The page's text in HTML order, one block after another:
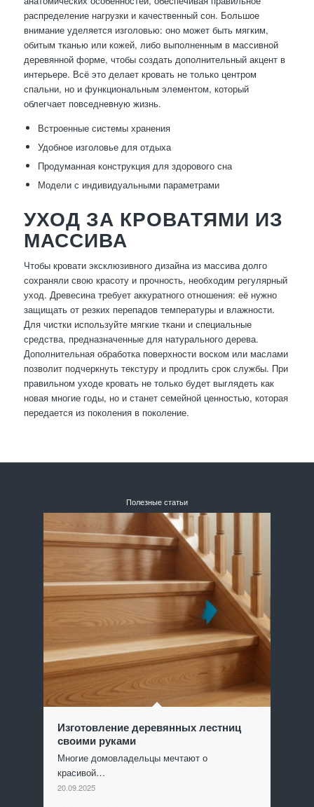
распределение нагрузки и качественный сон. Большое
внимание уделяется изголовью: оно может быть мягким,
обитым тканью или кожей, либо выполненным в массивной
деревянной форме, чтобы создать дополнительный акцент в
интерьере. Всё это делает кровать не только центром
спальни, но и функциональным элементом, который
облегчает повседневную жизнь.
Встроенные системы хранения
Удобное изголовье для отдыха
Продуманная конструкция для здорового сна
Модели с индивидуальными параметрами
УХОД ЗА КРОВАТЯМИ ИЗ
МАССИВА
Чтобы кровати эксклюзивного дизайна из массива долго
сохраняли свою красоту и прочность, необходим регулярный
уход. Древесина требует аккуратного отношения: её нужно
защищать от резких перепадов температуры и влажности.
Для чистки используйте мягкие ткани и специальные
средства, предназначенные для натурального дерева.
Дополнительная обработка поверхности воском или маслами
позволит подчеркнуть текстуру и продлить срок службы. При
правильном уходе кровать не только будет выглядеть как
новая многие годы, но и станет семейной ценностью, которая
передается из поколения в поколение.
Полезные статьи
Изготовление деревянных лестниц
своими руками
Многие домовладельцы мечтают о
красивой…
20.09.2025